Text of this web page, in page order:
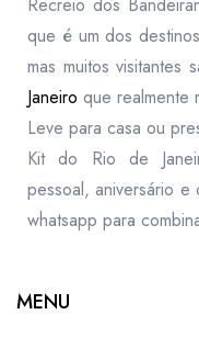
que é um dos
mas muitos visitantes
Janeiro que realmente
Leve para casa ou
Kit do Rio de
pessoal, aniversário e
whatsapp para
MENU